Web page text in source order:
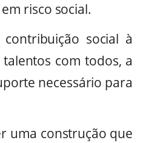
risco social.
social à
com todos, a
necessário para
uma construção que